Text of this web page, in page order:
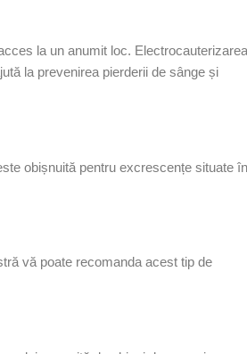
la un anumit loc. Electrocauterizarea
la prevenirea pierderii de sânge și
obișnuită pentru excrescențe situate în
vă poate recomanda acest tip de